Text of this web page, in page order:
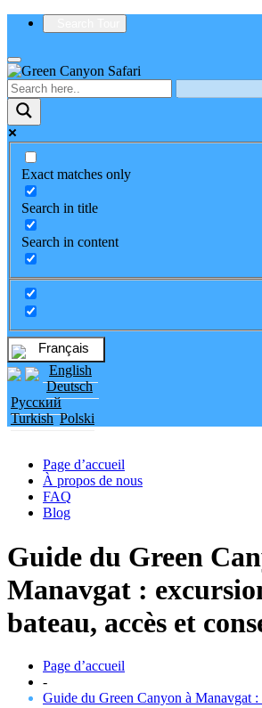
Exact matches only
Search in title
Search in content
Français
English
Deutsch
Русский
Turkish Polski
Page d’accueil
À propos de nous
FAQ
Blog
Guide du Green
Manavgat :
bateau, accès et
Page d’accueil
-
Guide du Green Canyon à Manavgat :